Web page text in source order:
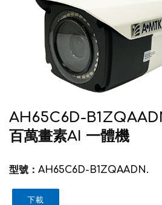
AH65C6D-
百萬畫素AI 一體機
型號：AH65C6D-B1ZQAADN.
下載